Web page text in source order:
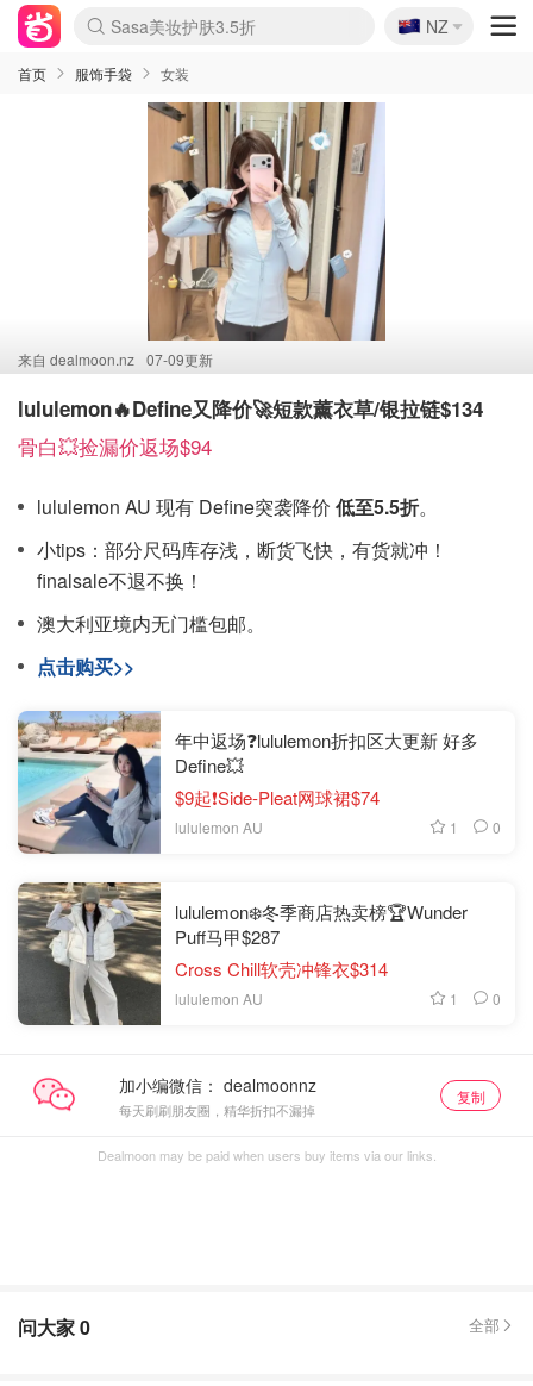
lululemon折扣上新
Sasa美妆护肤3.5折
SSENSE年中2.5折
FreshBeauty好价汇总
Cettire降价+叠9折
WWS Coles超市实拍
viagogo二手票捡漏
Myer超级周末
The Outnet奢牌1折起
David Jones 3折起
Flannels大牌1折
Perfumes Club护肤1折
AMIRO面罩$251
Amazon折扣汇总
eToro入金$200送$50
Amazon数码好物
ICONIC本周7.5折
ThedoubleF高奢地板价
Moose Knuckles 6折
丝芙兰5折起
EUFY摄像头$98
Selenichast首饰2折
Trip机票酒店促销
YSL送5件彩妆礼
Amazon家居好物
Amazon美妆护肤
雅漾大喷$8
过敏原检测盒$33
伊索独家赠50ml沐浴露
科颜氏高保湿面霜$29
SEALIFE海洋馆门票6折
丝塔芙大白罐$16
订阅Newsletter送香薰
Cult Beauty 6.8折
Harrods圣诞日历$525
LN-CC奢牌私促3折
d'Alba空姐喷雾$16
EVE LOM套装£56
Bernardelli独家4折
Adore Beauty 6折起
CT圣诞日历
Mytheresa奢品2.7折
Luxury Escapes 9折
Currentbody美容仪$881
MOON Garden Live
Roborock扫地机$649
Tingo Life水杯$24
Valentino官网5折
CR洗护套装$23
修丽可4件套$159
Myer彩妆2件7折
GANNI官网4.5折
Stylevana韩妆4折
Tessabit高奢8.5折
OGX洗发水$11
Amazon阿德莱德次日达
卡诗8.5折+赠礼
Philips Hue灯具8折
🇳🇿
NZ
首页 服饰手袋 女装
来自 dealmoon.nz 07-09更新
lululemon🔥Define又降价🚀短款薰衣草/银拉链$134
骨白💥捡漏价返场$94
lululemon AU 现有 Define突袭降价 低至5.5折。
小tips：部分尺码库存浅，断货飞快，有货就冲！
finalsale不退不换！
澳大利亚境内无门槛包邮。
点击购买>>
年中返场❓️lululemon折扣区大更新 好多
Define💥
$9起❗️Side-Pleat网球裙$74
lululemon AU 1 0
lululemon❄️冬季商店热卖榜🏆Wunder
Puff马甲$287
Cross Chill软壳冲锋衣$314
lululemon AU 1 0
加小编微信：
每天刷刷朋友圈，精华折扣不漏掉
复制
Dealmoon may be paid when users buy items via our links.
问大家0 全部